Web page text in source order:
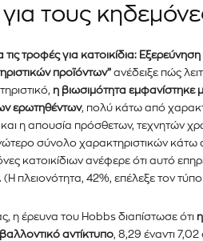
του
και τις
email σας στον ιστότοπό μας ή
Μην ανησυχείτε, σεβόμαστε την
για τους
τις τροφές για κατοικίδια:
προϊόντων” ανέδειξε πώς
η βιωσιμότητα εμφανίστηκε
ερωτηθέντων, πολύ κάτω από
και η απουσία πρόσθετων, τεχνητών
σύνολο χαρακτηριστικών κάτω
κατοικίδιων ανέφερε ότι αυτό
πλειονότητα, 42%, επέλεξε τον τύπο
η έρευνα του Hobbs διαπίστωσε ότι
αντίκτυπο, 8,29 έναντι 7,02